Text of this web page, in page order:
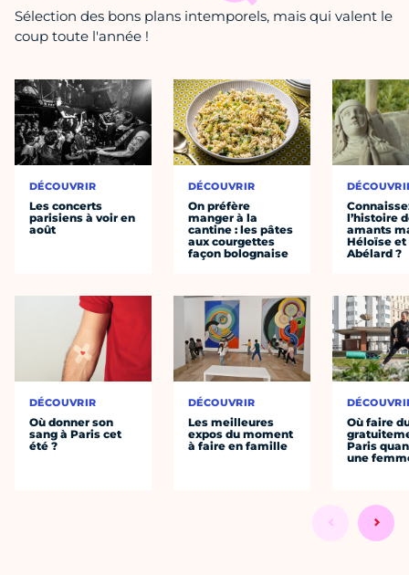
Sélection des bons plans intemporels, mais qui valent le
coup toute l'année !
DÉCOUVRIR
Les concerts
parisiens à voir en
août
DÉCOUVRIR
Où donner son
sang à Paris cet
été ?
DÉCOUVRIR
On préfère
manger à la
cantine : les pâtes
aux courgettes
façon bolognaise
DÉCOUVRIR
Les meilleures
expos du moment
à faire en famille
l’histoire
amants
Héloïse et
Abélard ?
Où faire
Paris
une